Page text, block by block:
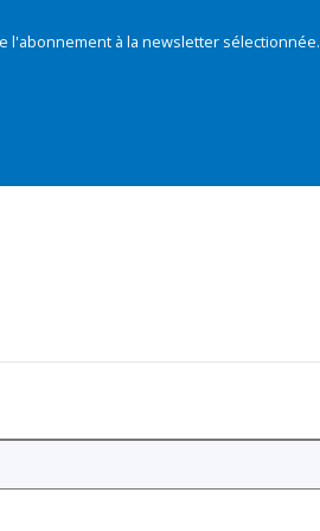
à la newsletter sélectionnée.